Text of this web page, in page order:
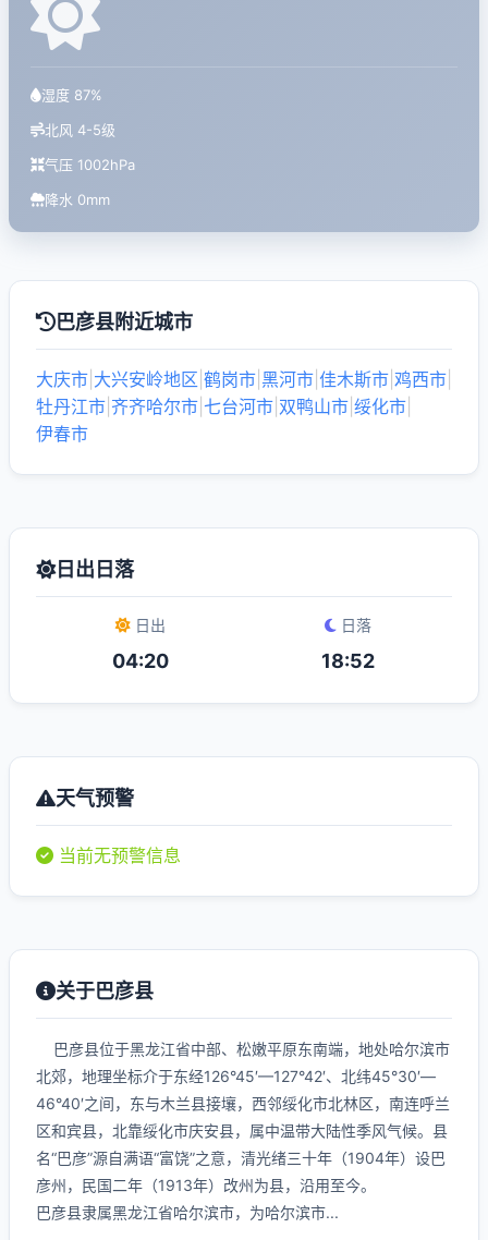
湿度 87%
北风 4-5级
气压 1002hPa
降水 0mm
巴彦县附近城市
大庆市 大兴安岭地区 鹤岗市 黑河市 佳木斯市 鸡西市
牡丹江市 齐齐哈尔市 七台河市 双鸭山市 绥化市
伊春市
日出日落
日出
04:20
日落
18:52
天气预警
当前无预警信息
关于巴彦县
巴彦县位于黑龙江省中部、松嫩平原东南端，地处哈尔滨市
北郊，地理坐标介于东经126°45′—127°42′、北纬45°30′—
46°40′之间，东与木兰县接壤，西邻绥化市北林区，南连呼兰
区和宾县，北靠绥化市庆安县，属中温带大陆性季风气候。县
名“巴彦”源自满语“富饶”之意，清光绪三十年（1904年）设巴
彦州，民国二年（1913年）改州为县，沿用至今。
巴彦县隶属黑龙江省哈尔滨市，为哈尔滨市...